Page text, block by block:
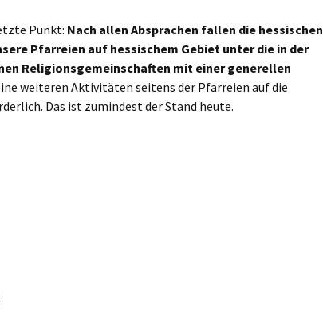
Link)
Kirchenzeitung Limburg
(ext. Link)
Jugendkirche Jona (ext.
Haus im Haus
(St.Hedwig)
Kirchenfenster in Mariä
Himmelfahrt
–
Punkt: Nach allen Absprachen fallen die hessischen
Pfarreien auf hessischem Gebiet unter die in der
Religionsgemeinschaften mit einer generellen
weiteren Aktivitäten seitens der Pfarreien auf die
Das ist zumindest der Stand heute.